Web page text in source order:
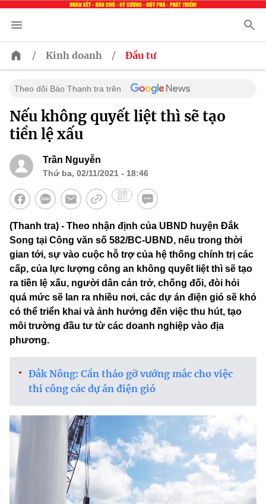
/ Kinh doanh / Đầu tư
Theo dõi Báo Thanh tra trên
Nếu không quyết liệt thì sẽ tạo
tiền lệ xấu
Trần Nguyễn
Thứ ba, 02/11/2021 - 18:46
(Thanh tra) - Theo nhận định của UBND huyện Đắk
Song tại Công văn số 582/BC-UBND, nếu trong thời
gian tới, sự vào cuộc hỗ trợ của hệ thống chính trị các
cấp, của lực lượng công an không quyết liệt thì sẽ tạo
ra tiền lệ xấu, người dân cản trở, chống đối, đòi hỏi
quá mức sẽ lan ra nhiều nơi, các dự án điện gió sẽ khó
có thể triển khai và ảnh hưởng đến việc thu hút, tạo
môi trường đầu tư từ các doanh nghiệp vào địa
phương.
Đắk Nông: Cần tháo gỡ vướng mắc cho việc
thi công các dự án điện gió